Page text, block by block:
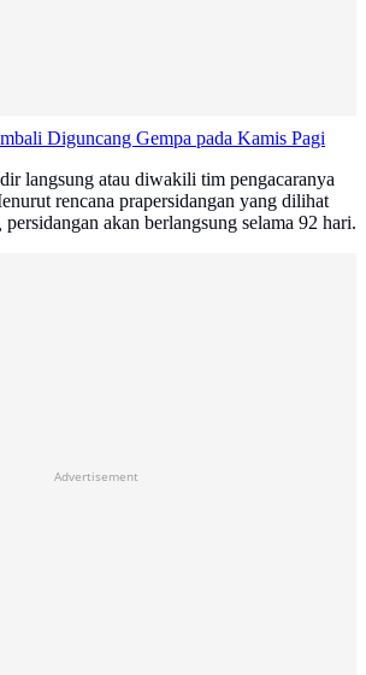
Diguncang Gempa pada Kamis Pagi
langsung atau diwakili tim pengacaranya
rencana prapersidangan yang dilihat
persidangan akan berlangsung selama 92 hari.
Advertisement